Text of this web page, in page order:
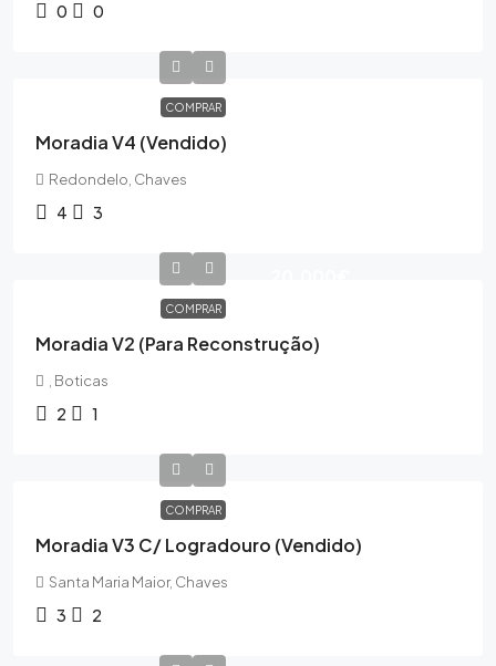
0 0
COMPRAR
Moradia V4 (Vendido)
Redondelo, Chaves
4 3
COMPRAR
Moradia V2 (para Reconstrução)
, Boticas
2 1
COMPRAR
Moradia V3 C/ Logradouro (Vendido)
Santa Maria Maior, Chaves
3 2